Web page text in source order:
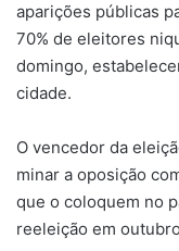
aparições públicas
70% de eleitores
domingo,
cidade.
O vencedor da
minar a oposição
que o coloquem no
reeleição em